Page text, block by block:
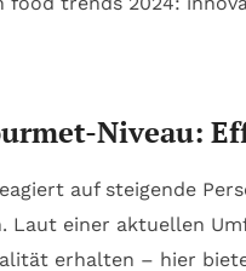
Niveau:
auf steigende
Laut einer aktuellen
erhalten – hier